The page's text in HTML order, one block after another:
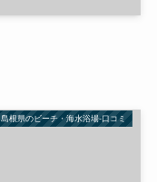
島根県のビーチ・海水浴場-口コミ